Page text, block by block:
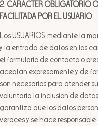
2. CARÁCTER OBLIGATORIO
FACILITADA POR EL USUARIO
Los USUARIOS, mediante la
y la entrada de datos en los
el formulario de contacto o
aceptan expresamente y de
son necesarios para atender
voluntaria la inclusión de datos
garantiza que los datos
veraces y se hace